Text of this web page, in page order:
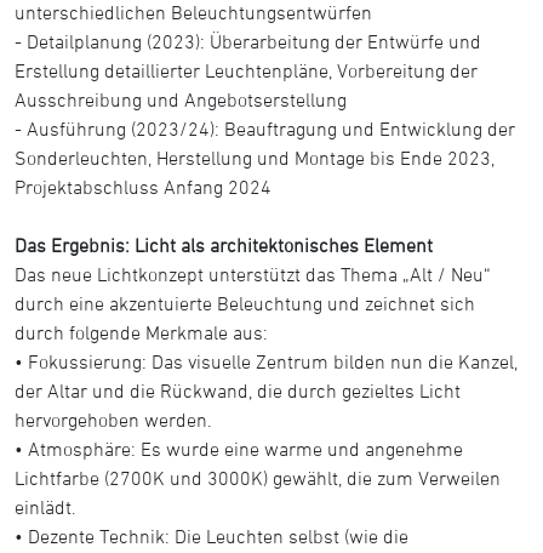
unterschiedlichen Beleuchtungsentwürfen
- Detailplanung (2023): Überarbeitung der Entwürfe und
Erstellung detaillierter Leuchtenpläne, Vorbereitung der
Ausschreibung und Angebotserstellung
- Ausführung (2023/24): Beauftragung und Entwicklung der
Sonderleuchten, Herstellung und Montage bis Ende 2023,
Projektabschluss Anfang 2024
Das Ergebnis: Licht als architektonisches Element
Das neue Lichtkonzept unterstützt das Thema „Alt / Neu“
durch eine akzentuierte Beleuchtung und zeichnet sich
durch folgende Merkmale aus:
• Fokussierung: Das visuelle Zentrum bilden nun die Kanzel,
der Altar und die Rückwand, die durch gezieltes Licht
hervorgehoben werden.
• Atmosphäre: Es wurde eine warme und angenehme
Lichtfarbe (2700K und 3000K) gewählt, die zum Verweilen
einlädt.
• Dezente Technik: Die Leuchten selbst (wie die